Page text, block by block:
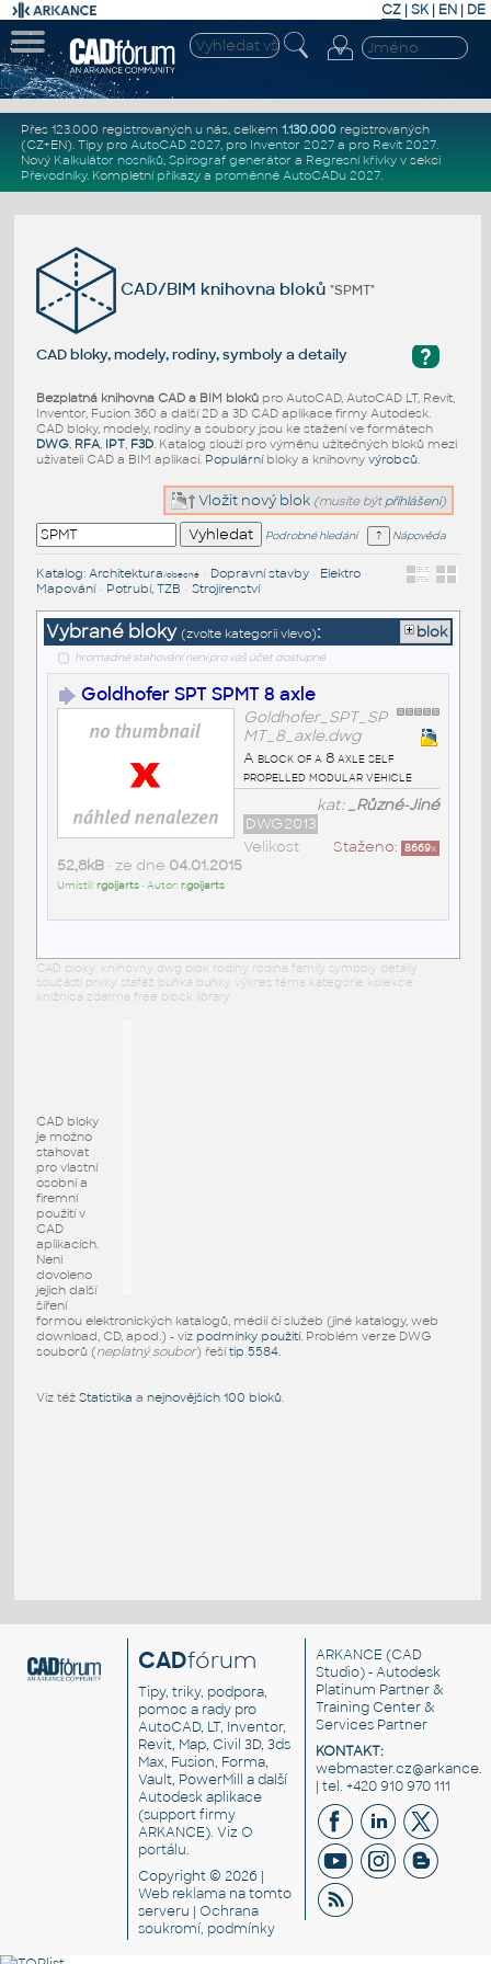
CZ | SK| EN | DE
Přes 123.000 registrovaných u nás, celkem 1.130.000registrovaných
(CZ+EN). Tipy pro AutoCAD 2027, pro Inventor 2027a pro Revit 2027.
Nový Kalkulátor nosníků, Spirograf generátor a Regresní křivkyv sekci
Převodníky. Kompletní příkazya proměnné AutoCADu 2027.
CAD/BIM knihovna bloků"SPMT"
?
CAD bloky, modely, rodiny, symboly a detaily
Bezplatná knihovna CAD a BIM blokůpro AutoCAD, AutoCAD LT, Revit,
Inventor, Fusion 360 a další 2D a 3D CAD aplikace firmy Autodesk.
CAD bloky, modely, rodiny a soubory jsou ke stažení ve formátech
DWG, RFA, IPT, F3D. Katalog slouží pro výměnu užitečných bloků mezi
uživateli CAD a BIM aplikací. Populárníbloky a knihovny výrobců.
Vložit nový blok (musíte být přihlášeni)
Podrobné hledání Nápověda
Katalog: Architektura/obecné• Dopravní stavby• Elektro•
Mapování• Potrubí, TZB • Strojírenství
Vybrané bloky (zvolte kategorii vlevo): blok
hromadné stahování není pro váš účet dostupné
Goldhofer SPT SPMT 8 axle
Goldhofer_SPT_SP
MT_8_axle.dwg
A block of a 8 axle self
propelled modular vehicle
kat:_Různé-Jiné
DWG2013
Staženo: 8669x
Velikost
52,8kB• ze dne 04.01.2015
Umístil:rgoijarts• Autor:r.goijarts
CAD bloky: knihovny dwg blok rodiny rodina family symboly detaily
součásti prvky stafáž buňka buňky výkres téma kategorie kolekce
knižnica zdarma free block library
CAD bloky
je možno
stahovat
pro vlastní
osobní a
firemní
použití v
CAD
aplikacích.
Není
dovoleno
jejich další
šíření
formou elektronických katalogů, médií či služeb (jiné katalogy, web
download, CD, apod.) - viz podmínky použití. Problém verze DWG
souborů (neplatný soubor) řešítip 5584.
Viz též Statistika a nejnovějších 100 bloků.
CADfórum
Tipy, triky, podpora,
pomoc a rady pro
AutoCAD, LT, Inventor,
Revit, Map, Civil 3D, 3ds
Max, Fusion, Forma,
Vault, PowerMill a další
Autodesk aplikace
(support firmy
ARKANCE). VizO
portálu.
Copyright © 2026 |
Web reklama na tomto
serveru |Ochrana
soukromí, podmínky
ARKANCE (CAD
Studio) - Autodesk
Platinum Partner &
Training Center &
Services Partner
KONTAKT:
| tel. +420 910 970 111